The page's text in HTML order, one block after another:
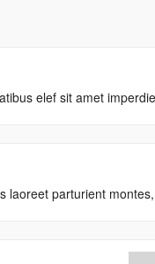
elef sit amet
laoreet parturient